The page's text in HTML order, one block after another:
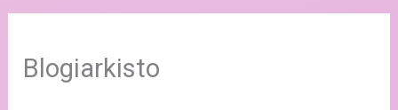
Blogiarkisto